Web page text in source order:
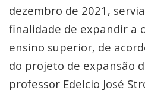
dezembro de 2021,
finalidade de expandir a
ensino superior, de
do projeto de expansão
professor Edelcio José